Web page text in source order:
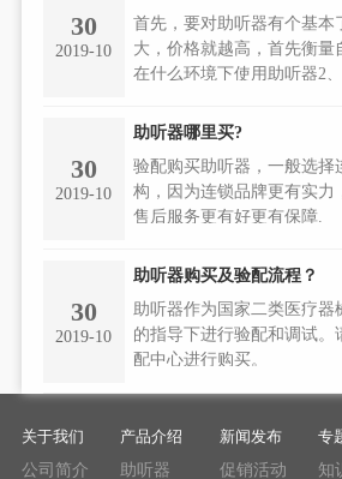
的声音，这也是助听器被发
30
2019-10
首先，要对助听器有个基本
大，价格就越高，首先衡量
在什么环境下使用助听器2
者所听到的声音失真度就会
30
2019-10
助听器哪里买?
验配购买助听器，一般选择
构，因为连锁品牌更有实力
售后服务更有好更有保障.
30
2019-10
助听器购买及验配流程？
助听器作为国家二类医疗器
的指导下进行验配和调试。
配中心进行购买。
关于我们
公司简介
产品介绍
助听器
新闻发布
促销活动
专
知